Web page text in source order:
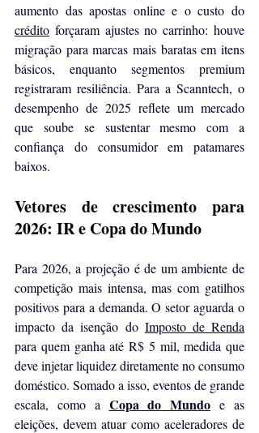
crédito forçaram ajustes no carrinho: houve
migração para marcas mais baratas em itens
básicos, enquanto segmentos premium
registraram resiliência. Para a Scanntech, o
desempenho de 2025 reflete um mercado
que soube se sustentar mesmo com a
confiança do consumidor em patamares
baixos.
Vetores de crescimento para
2026: IR e Copa do Mundo
Para 2026, a projeção é de um ambiente de
competição mais intensa, mas com gatilhos
positivos para a demanda. O setor aguarda o
impacto da isenção do Imposto de Renda
para quem ganha até R$ 5 mil, medida que
deve injetar liquidez diretamente no consumo
doméstico. Somado a isso, eventos de grande
escala, como a Copa do Mundo e as
eleições, devem atuar como aceleradores de